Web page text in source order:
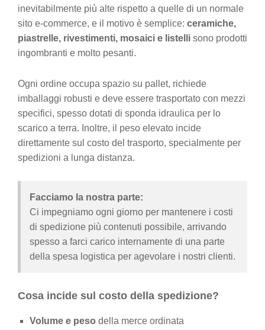
inevitabilmente più alte rispetto a quelle di un normale
sito e-commerce, e il motivo è semplice: ceramiche,
piastrelle, rivestimenti, mosaici e listelli sono prodotti
ingombranti e molto pesanti.
Ogni ordine occupa spazio su pallet, richiede
imballaggi robusti e deve essere trasportato con mezzi
specifici, spesso dotati di sponda idraulica per lo
scarico a terra. Inoltre, il peso elevato incide
direttamente sul costo del trasporto, specialmente per
spedizioni a lunga distanza.
Facciamo la nostra parte:
Ci impegniamo ogni giorno per mantenere i costi
di spedizione più contenuti possibile, arrivando
spesso a farci carico internamente di una parte
della spesa logistica per agevolare i nostri clienti.
Cosa incide sul costo della spedizione?
Volume e peso della merce ordinata